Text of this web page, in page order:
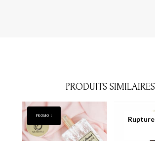
PRODUITS SIMILAIRES
PROMO !